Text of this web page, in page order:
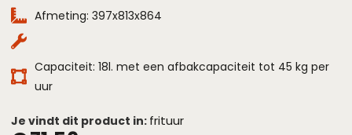
Afmeting: 397x813x864
Capaciteit: 18l. met een afbakcapaciteit tot 45 kg per
uur
Je vindt dit product in: frituur